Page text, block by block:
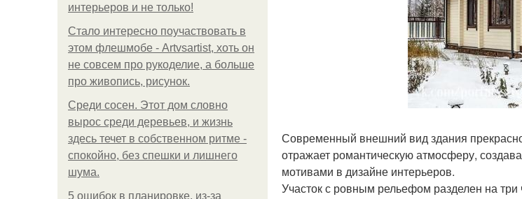
интерьеров и не только!
Стало интересно поучаствовать в
этом флешмобе - Artvsartist, хоть он
не совсем про рукоделие, а больше
про живопись, рисунок.
Среди сосен. Этот дом словно
вырос среди деревьев, и жизнь
здесь течет в собственном ритме -
спокойно, без спешки и лишнего
шума.
5 ошибок в планировке, из-за
Современный внешний вид здания
отражает романтическую атмосферу,
мотивами в дизайне интерьеров.
Участок с ровным рельефом разделен на три